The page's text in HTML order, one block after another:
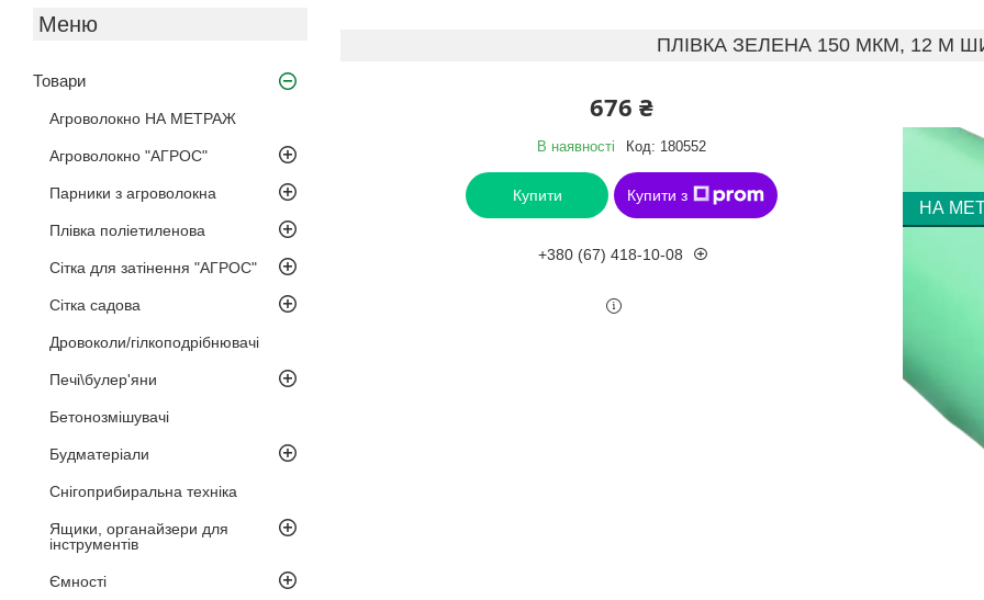
Товари
Агроволокно НА МЕТРАЖ
Агроволокно "АГРОС"
Парники з агроволокна
Плівка поліетиленова
Сітка для затінення "АГРОС"
Сітка садова
Дровоколи/гілкоподрібнювачі
Печі\булер'яни
Бетонозмішувачі
Будматеріали
Снігоприбиральна техніка
Ящики, органайзери для
інструментів
Ємності
ПЛІВКА ЗЕЛЕНА 150 МКМ, 12 М
676 ₴
В наявності Код: 180552
Купити Купити з
+380 (67) 418-10-08
НА